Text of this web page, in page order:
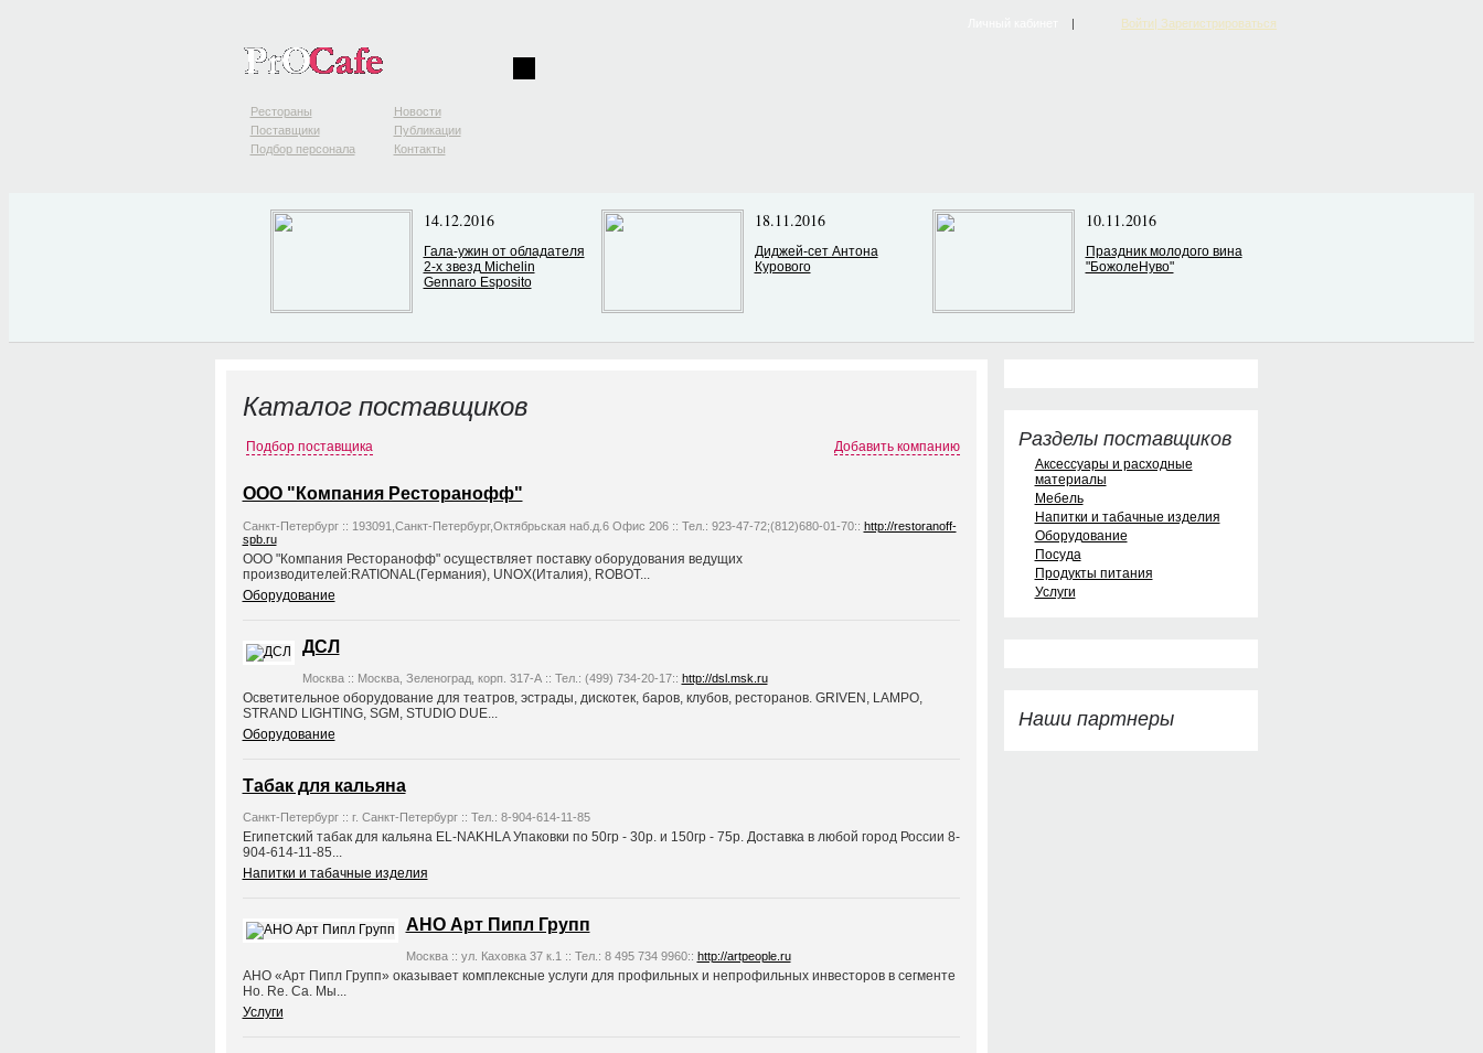
| Войти| Зарегистрироваться
Рестораны
Новости
Поставщики
Публикации
Подбор персонала
Контакты
14.12.2016
Гала-ужин от обладателя
2-х звезд Michelin
Gennaro Esposito
18.11.2016
Диджей-сет Антона
Курового
10.11.2016
Праздник молодого вина
"БожолеНуво"
Каталог поставщиков
Добавить компанию
Подбор поставщика
ООО "Компания Ресторанофф"
Санкт-Петербург :: 193091,Санкт-Петербург,Октябрьская наб.д.6 Офис 206 :: Тел.: 923-47-72;(812)680-01-70:: http://restoranoff-
spb.ru
ООО "Компания Ресторанофф" осуществляет поставку оборудования ведущих
производителей:RATIONAL(Германия), UNOX(Италия), ROBOT...
Оборудование
ДСЛ
Москва :: Москва, Зеленоград, корп. 317-А :: Тел.: (499) 734-20-17:: http://dsl.msk.ru
Осветительное оборудование для театров, эстрады, дискотек, баров, клубов, ресторанов. GRIVEN, LAMPO,
STRAND LIGHTING, SGM, STUDIO DUE...
Оборудование
Табак для кальяна
Санкт-Петербург :: г. Санкт-Петербург :: Тел.: 8-904-614-11-85
Египетский табак для кальяна EL-NAKHLA Упаковки по 50гр - 30р. и 150гр - 75р. Доставка в любой город России 8-
904-614-11-85...
Напитки и табачные изделия
АНО Арт Пипл Групп
Москва :: ул. Каховка 37 к.1 :: Тел.: 8 495 734 9960:: http://artpeople.ru
АНО «Арт Пипл Групп» оказывает комплексные услуги для профильных и непрофильных инвесторов в сегменте
Ho. Re. Ca. Мы...
Услуги
Разделы поставщиков
Аксессуары и расходные
материалы
Мебель
Напитки и табачные изделия
Оборудование
Посуда
Продукты питания
Услуги
Наши партнеры